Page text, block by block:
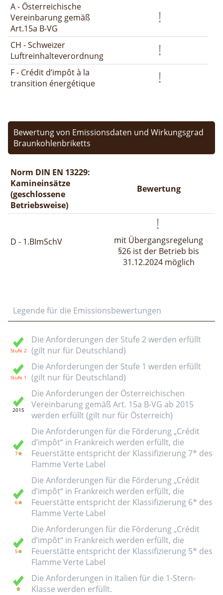
A - Österreichische
Vereinbarung gemäß
Art.15a B-VG
CH - Schweizer
Luftreinhalteverordnung
F - Crédit d’impôt à la
transition énergétique
Bewertung von Emissionsdaten und Wirkungsgrad
Braunkohlenbriketts
Norm DIN EN 13229:
Kamineinsätze
(geschlossene
Betriebsweise)
Bewertung
D - 1.BImSchV
mit Übergangsregelung
§26 ist der Betrieb bis
31.12.2024 möglich
Legende für die Emissionsbewertungen
Die Anforderungen der Stufe 2 werden erfüllt
(gilt nur für Deutschland)
Die Anforderungen der Stufe 1 werden erfüllt
(gilt nur für Deutschland)
Die Anforderungen der Österreichischen
Vereinbarung gemäß Art. 15a B-VG ab 2015
werden erfüllt (gilt nur für Österreich)
Die Anforderungen für die Förderung „Crédit
d’impôt“ in Frankreich werden erfüllt, die
Feuerstätte entspricht der Klassifizierung 7* des
Flamme Verte Label
Die Anforderungen für die Förderung „Crédit
d’impôt“ in Frankreich werden erfüllt, die
Feuerstätte entspricht der Klassifizierung 6* des
Flamme Verte Label
Die Anforderungen für die Förderung „Crédit
d’impôt“ in Frankreich werden erfüllt, die
Feuerstätte entspricht der Klassifizierung 5* des
Flamme Verte Label
Die Anforderungen in Italien für die 1-Stern-
Klasse werden erfüllt.